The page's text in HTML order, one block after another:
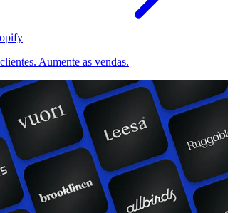
Aumente as vendas.